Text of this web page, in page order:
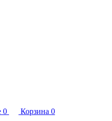
0 Корзина 0